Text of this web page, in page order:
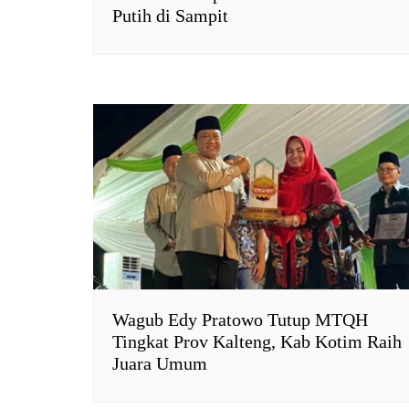
Putih di Sampit
Wagub Edy Pratowo Tutup MTQH
Tingkat Prov Kalteng, Kab Kotim Raih
Juara Umum